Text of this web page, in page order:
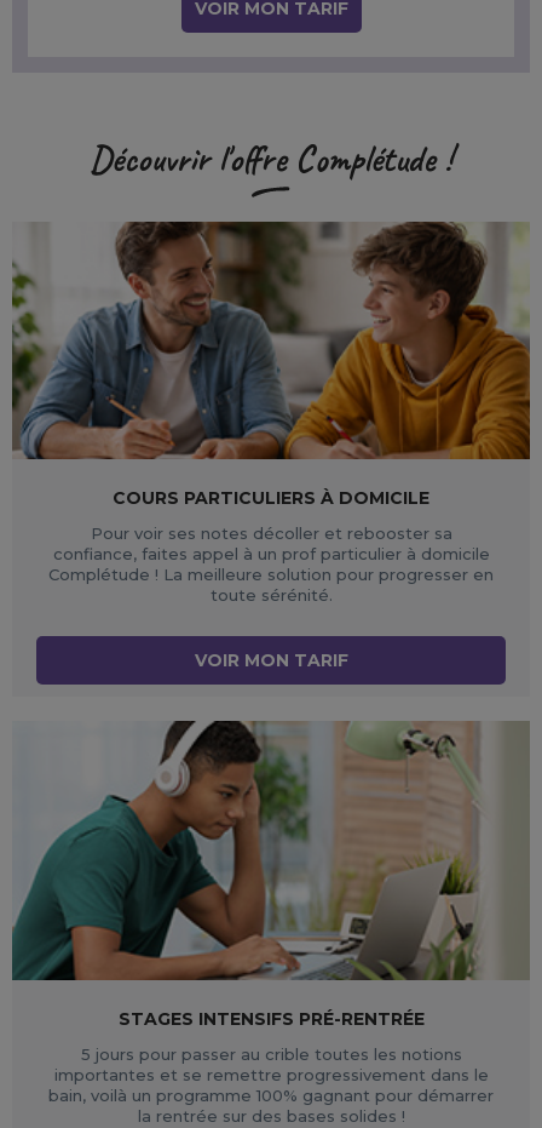
VOIR MON TARIF
Découvrir l'offre Complétude !
COURS PARTICULIERS À DOMICILE
Pour voir ses notes décoller et rebooster sa
confiance, faites appel à un prof particulier à domicile
Complétude ! La meilleure solution pour progresser en
toute sérénité.
VOIR MON TARIF
STAGES INTENSIFS PRÉ-RENTRÉE
5 jours pour passer au crible toutes les notions
importantes et se remettre progressivement dans le
bain, voilà un programme 100% gagnant pour démarrer
la rentrée sur des bases solides !